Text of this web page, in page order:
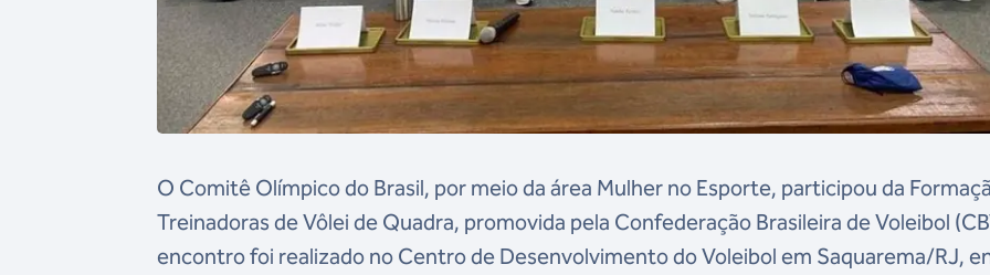
O Comitê Olímpico do Brasil, por meio da área Mulher no Esporte, participou da
Treinadoras de Vôlei de Quadra, promovida pela Confederação Brasileira de Voleibol
encontro foi realizado no Centro de Desenvolvimento do Voleibol em Saquarema/RJ,